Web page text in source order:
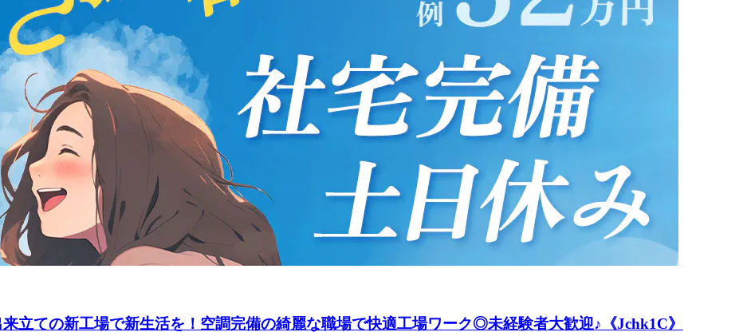
立ての新工場で新生活を！空調完備の綺麗な職場で快適工場ワーク◎未経験者大歓迎♪《Jchk1C》